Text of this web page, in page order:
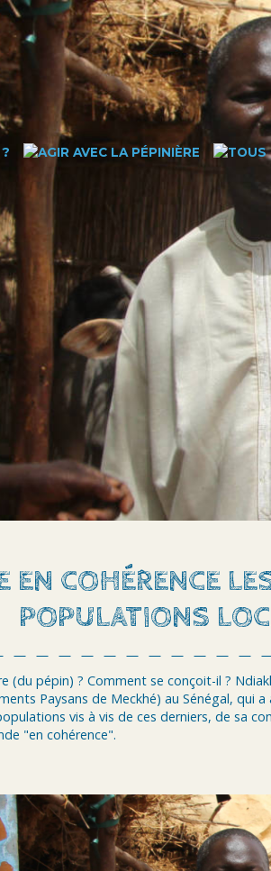
EN COHÉRENCE
POPULATIONS
(du pépin) ? Comment se conçoit-il ?
Paysans de Meckhé) au Sénégal, qui
vis à vis de ces derniers, de sa
"en cohérence".